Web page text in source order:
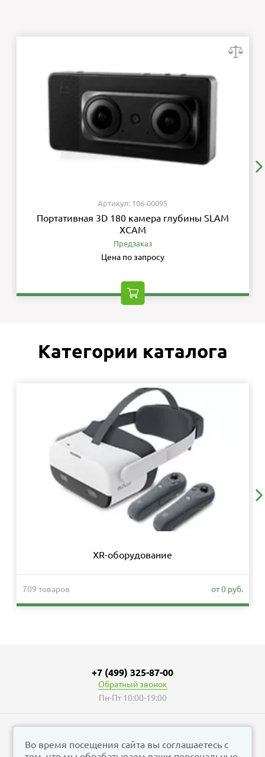
Артикул: 106-00095
Портативная 3D 180 камера глубины SLAM
XCAM
Предзаказ
Цена по запросу
Категории каталога
XR-оборудование
709 товаров от 0 руб.
+7 (499) 325-87-00
Обратный звонок
Пн-Пт 10:00-19:00
Во время посещения сайта вы соглашаетесь с